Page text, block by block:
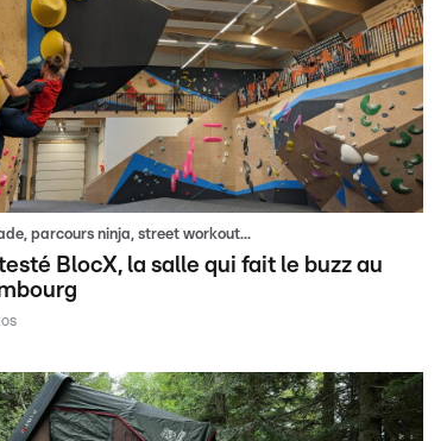
parcours ninja, street workout...
BlocX, la salle qui fait le buzz au